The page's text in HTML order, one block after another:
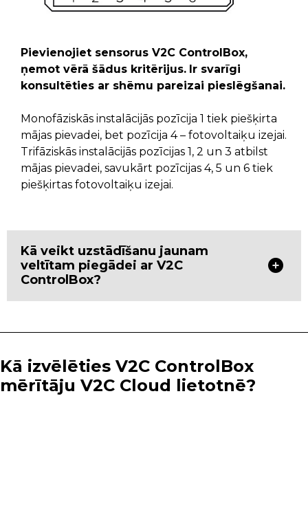
Pievienojiet sensorus V2C ControlBox,
ņemot vērā šādus kritērijus. Ir svarīgi
konsultēties ar shēmu pareizai pieslēgšanai.
Monofāziskās instalācijās pozīcija 1 tiek piešķirta
mājas pievadei, bet pozīcija 4 – fotovoltaiķu izejai.
Trifāziskās instalācijās pozīcijas 1, 2 un 3 atbilst
mājas pievadei, savukārt pozīcijas 4, 5 un 6 tiek
piešķirtas fotovoltaiķu izejai.
Kā veikt uzstādīšanu jaunam
veltītam piegādei ar V2C
ControlBox?
Kā izvēlēties V2C ControlBox
mērītāju V2C Cloud lietotnē?